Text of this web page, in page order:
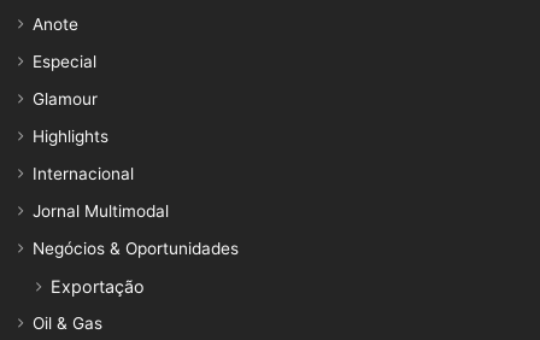
Anote
Especial
Glamour
Highlights
Internacional
Jornal Multimodal
Negócios & Oportunidades
Exportação
Oil & Gas